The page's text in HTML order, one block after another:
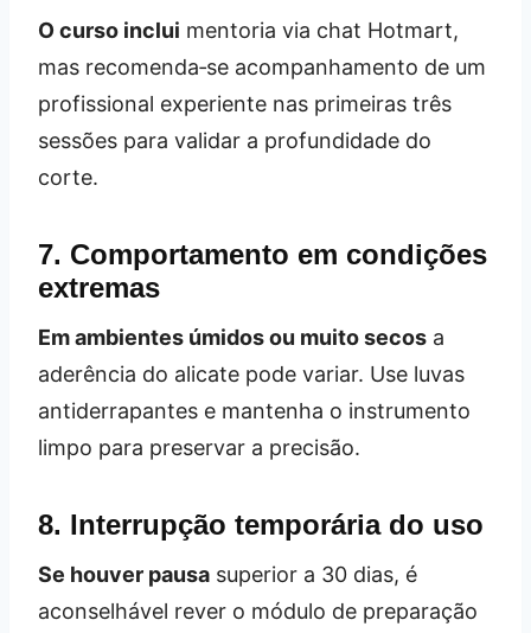
O curso inclui mentoria via chat Hotmart,
mas recomenda‑se acompanhamento de um
profissional experiente nas primeiras três
sessões para validar a profundidade do
corte.
7. Comportamento em condições
extremas
Em ambientes úmidos ou muito secos a
aderência do alicate pode variar. Use luvas
antiderrapantes e mantenha o instrumento
limpo para preservar a precisão.
8. Interrupção temporária do uso
Se houver pausa superior a 30 dias, é
aconselhável rever o módulo de preparação